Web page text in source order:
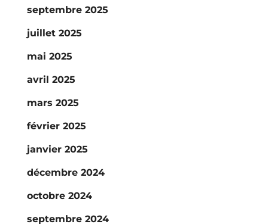
septembre 2025
juillet 2025
mai 2025
avril 2025
mars 2025
février 2025
janvier 2025
décembre 2024
octobre 2024
septembre 2024